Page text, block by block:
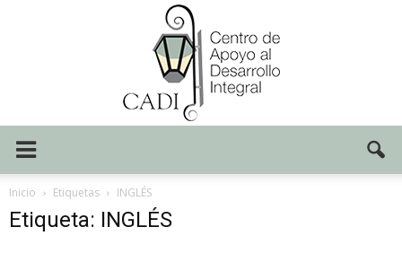
Inicio Etiquetas INGLÉS
Etiqueta: INGLÉS